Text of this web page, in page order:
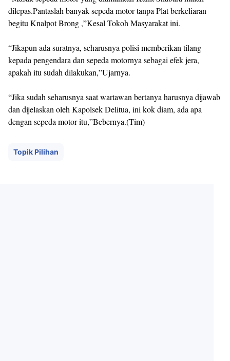
dilepas.Pantaslah banyak sepeda motor tanpa Plat berkeliaran
begitu Knalpot Brong ,”Kesal Tokoh Masyarakat ini.
“Jikapun ada suratnya, seharusnya polisi memberikan tilang
kepada pengendara dan sepeda motornya sebagai efek jera,
apakah itu sudah dilakukan,”Ujarnya.
“Jika sudah seharusnya saat wartawan bertanya harusnya dijawab
dan dijelaskan oleh Kapolsek Delitua, ini kok diam, ada apa
dengan sepeda motor itu,”Bebernya.(Tim)
Topik Pilihan